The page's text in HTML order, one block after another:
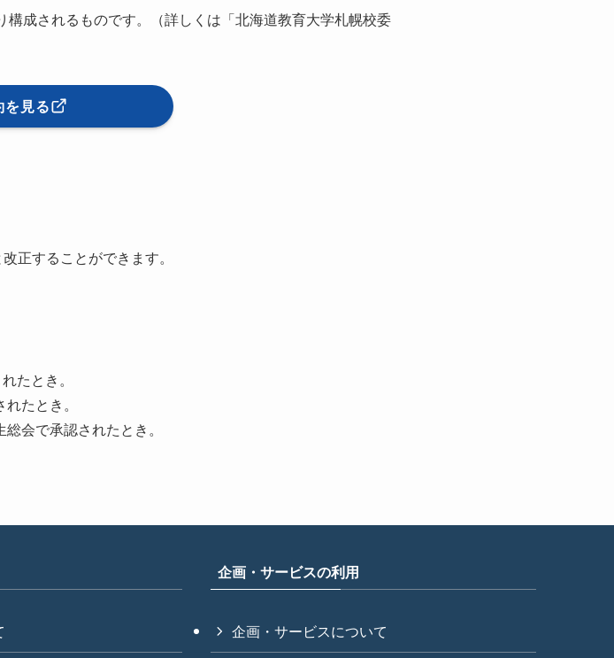
成されるものです。（詳しくは「北海道教育大学札幌校委
を見る
正することができます。
たとき。
たとき。
会で承認されたとき。
企画・サービスの利用
企画・サービスについて